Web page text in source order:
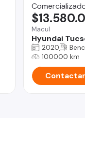
Macul
Hyundai
2020
100000 km